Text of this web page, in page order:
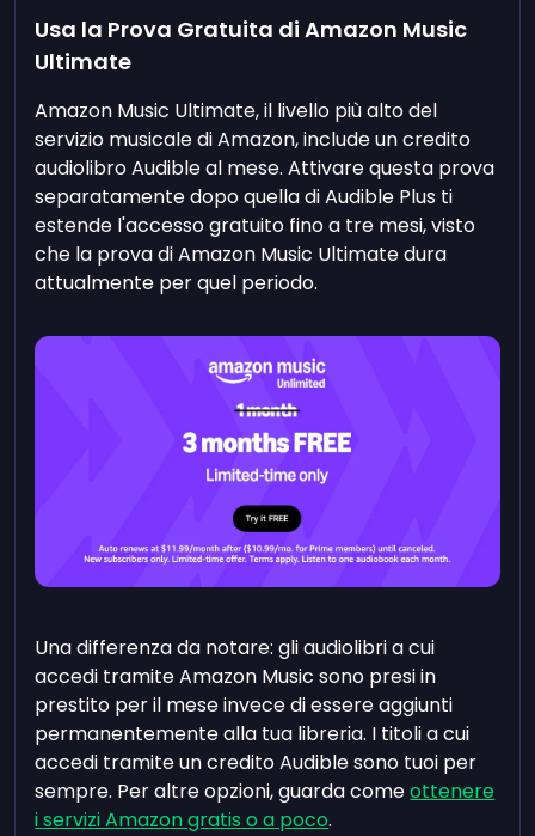
Usa la Prova Gratuita di Amazon Music
Ultimate
Amazon Music Ultimate, il livello più alto del
servizio musicale di Amazon, include un credito
audiolibro Audible al mese. Attivare questa prova
separatamente dopo quella di Audible Plus ti
estende l'accesso gratuito fino a tre mesi, visto
che la prova di Amazon Music Ultimate dura
attualmente per quel periodo.
Una differenza da notare: gli audiolibri a cui
accedi tramite Amazon Music sono presi in
prestito per il mese invece di essere aggiunti
permanentemente alla tua libreria. I titoli a cui
accedi tramite un credito Audible sono tuoi per
sempre. Per altre opzioni, guarda comeottenere
i servizi Amazon gratis o a poco.